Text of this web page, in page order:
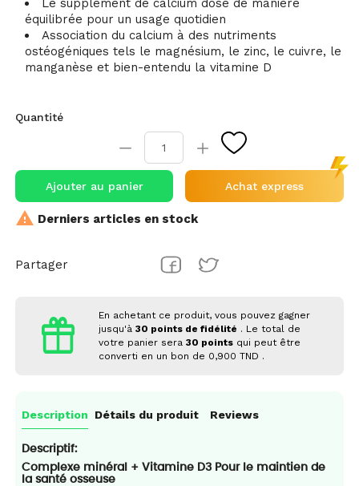
Le supplément de calcium dosé de manière
équilibrée pour un usage quotidien
Association du calcium à des nutriments
ostéogéniques tels le magnésium, le zinc, le cuivre, le
manganèse et bien-entendu la vitamine D
Quantité
Ajouter au panier Achat express
 Derniers articles en stock
Partager
En achetant ce produit, vous pouvez gagner
jusqu'à30 points de fidélité . Le total de
votre panier sera30 points qui peut être
converti en un bon de 0,900 TND .
Description Détails du produit Reviews
Descriptif:
Complexe minéral + Vitamine D3 Pour le maintien de
la santé osseuse